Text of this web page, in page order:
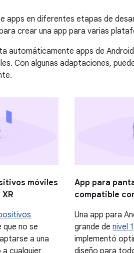
apps en diferentes etapas de
crear una app para varias
automáticamente apps de
Con algunas adaptaciones,
móviles
no se
a una
App para
compatible
Una app para
grande denivel 1
implementó